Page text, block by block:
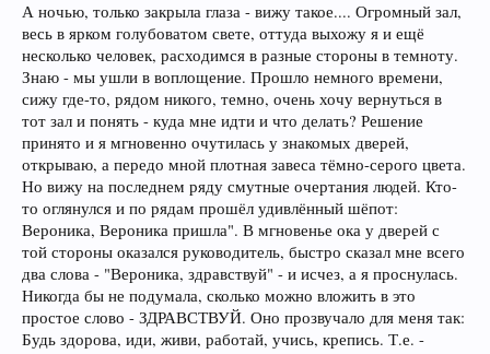
А ночью, только закрыла глаза - вижу такое.... Огромный зал,
весь в ярком голубоватом свете, оттуда выхожу я и ещё
несколько человек, расходимся в разные стороны в темноту.
Знаю - мы ушли в воплощение. Прошло немного времени,
сижу где-то, рядом никого, темно, очень хочу вернуться в
тот зал и понять - куда мне идти и что делать? Решение
принято и я мгновенно очутилась у знакомых дверей,
открываю, а передо мной плотная завеса тёмно-серого цвета.
Но вижу на последнем ряду смутные очертания людей. Кто-
то оглянулся и по рядам прошёл удивлённый шёпот:
Вероника, Вероника пришла". В мгновенье ока у дверей с
той стороны оказался руководитель, быстро сказал мне всего
два слова - "Вероника, здравствуй" - и исчез, а я проснулась.
Никогда бы не подумала, сколько можно вложить в это
простое слово - ЗДРАВСТВУЙ. Оно прозвучало для меня так:
Будь здорова, иди, живи, работай, учись, крепись. Т.е. -